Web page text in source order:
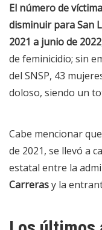
El número de
disminuir para San
2021 a junio de 2022
de feminicidio; sin
del SNSP, 43
doloso, siendo un
Cabe mencionar
de 2021, se llevó a
estatal entre la
Carrerasy la